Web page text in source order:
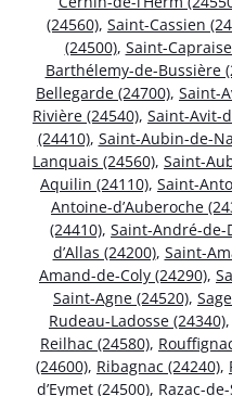
(24560), Saint-Cassien
(24500), Saint-
Barthélemy-de-Bussière
Bellegarde (24700), Saint-
Rivière (24540), Saint-Avit-
(24410), Saint-Aubin-de-
Lanquais (24560), Saint-
Aquilin (24110), Saint-
Antoine-d’Auberoche
(24410), Saint-André-de-
d’Allas (24200), Saint-
Amand-de-Coly (24290),
Saint-Agne (24520),
Rudeau-Ladosse (24340),
Reilhac (24580),
(24600), Ribagnac (24240),
d’Eymet (24500), Razac-